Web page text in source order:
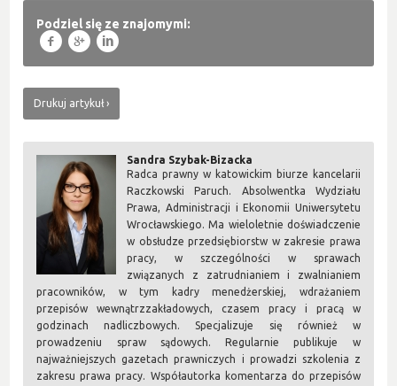
Podziel się ze znajomymi:
f g l
Drukuj artykuł
Sandra Szybak-Bizacka
Radca prawny w katowickim biurze kancelarii
Raczkowski Paruch. Absolwentka Wydziału
Prawa, Administracji i Ekonomii Uniwersytetu
Wrocławskiego. Ma wieloletnie doświadczenie
w obsłudze przedsiębiorstw w zakresie prawa
pracy, w szczególności w sprawach
związanych z zatrudnianiem i zwalnianiem
pracowników, w tym kadry menedżerskiej, wdrażaniem
przepisów wewnątrzzakładowych, czasem pracy i pracą w
godzinach nadliczbowych. Specjalizuje się również w
prowadzeniu spraw sądowych. Regularnie publikuje w
najważniejszych gazetach prawniczych i prowadzi szkolenia z
zakresu prawa pracy. Współautorka komentarza do przepisów